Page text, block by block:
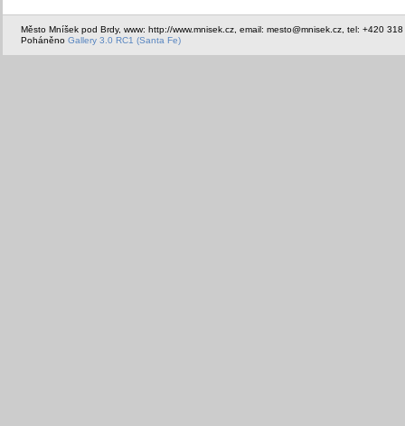
Město Mníšek pod Brdy, www: http://www.mnisek.cz, email: mesto@mnisek.cz, tel: +420
Poháněno Gallery 3.0 RC1 (Santa Fe)